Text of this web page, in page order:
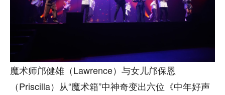
魔术师邝健雄（Lawrence）与女儿邝保恩
（Priscilla）从“魔术箱”中神奇变出六位《中年好声